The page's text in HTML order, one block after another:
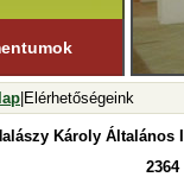
|Elérhetőségeink
Károly Általános